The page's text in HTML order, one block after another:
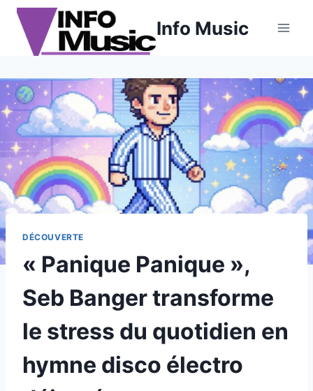
Aller
contenu
Info Music
DÉCOUVERTE
« Panique Panique »,
Seb Banger transforme
le stress du quotidien en
hymne disco électro